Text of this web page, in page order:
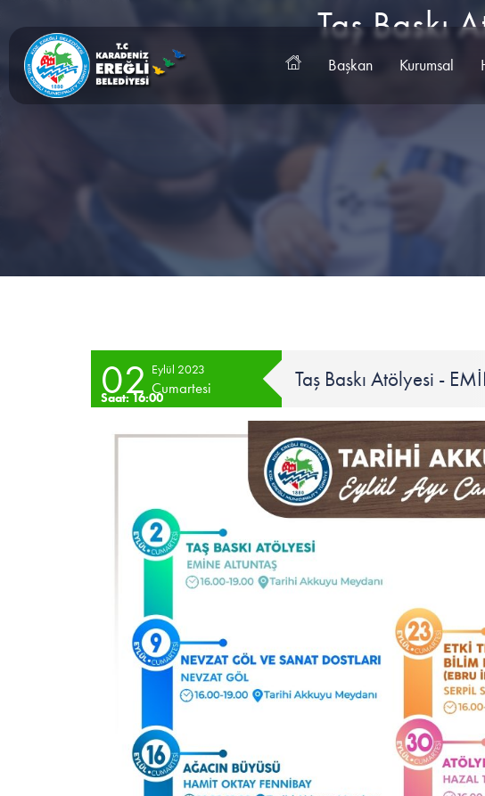
Başkan Kurumsal
Taş Baskı
02 Eylül 2023
Cumartesi
Saat: 16:00
Taş Baskı Atölyesi -